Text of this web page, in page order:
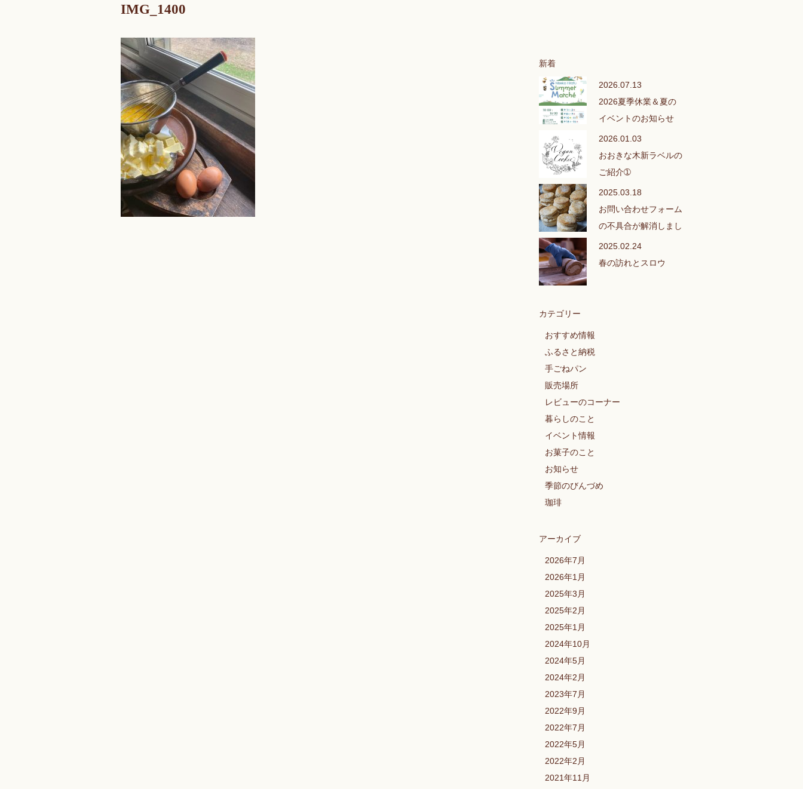
IMG_1400
新着
2026.07.13
2026夏季休業＆夏の
イベントのお知らせ
2026.01.03
おおきな木新ラベルの
ご紹介➀
2025.03.18
お問い合わせフォーム
の不具合が解消しまし
た❣
2025.02.24
春の訪れとスロウ
カテゴリー
おすすめ情報
ふるさと納税
手ごねパン
販売場所
レビューのコーナー
暮らしのこと
イベント情報
お菓子のこと
お知らせ
季節のびんづめ
珈琲
アーカイブ
2026年7月
2026年1月
2025年3月
2025年2月
2025年1月
2024年10月
2024年5月
2024年2月
2023年7月
2022年9月
2022年7月
2022年5月
2022年2月
2021年11月